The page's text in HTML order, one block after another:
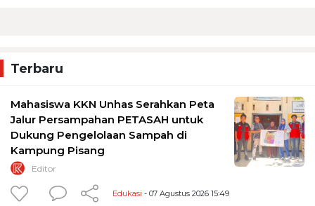
Terbaru
Mahasiswa KKN Unhas Serahkan Peta
Jalur Persampahan PETASAH untuk
Dukung Pengelolaan Sampah di
Kampung Pisang
Editor
Edukasi - 07 Agustus 2026 15:49